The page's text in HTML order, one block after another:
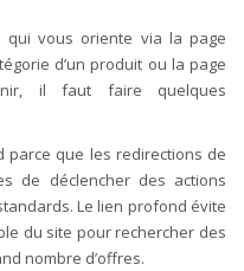
qui vous oriente via la page
d’un produit ou la page
il faut faire quelques
parce que les redirections de
de déclencher des actions
Le lien profond évite
du site pour rechercher des
nombre d’offres.